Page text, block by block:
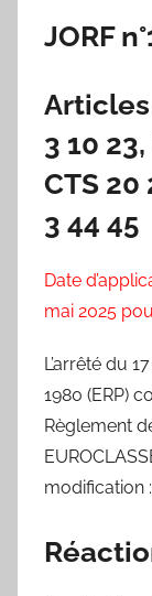
JORF
Articles
3 10 23,
CTS 20
3 44 45
Date
mai 2025
L’arrêté du
1980 (ERP)
Règlement
modification :